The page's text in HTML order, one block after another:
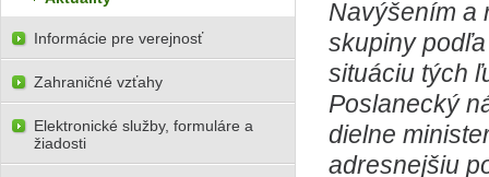
Navýšením a
skupiny
situáciu tých
Poslanecký
dielne
adresnejšiu
Informácie pre verejnosť
Zahraničné vzťahy
Elektronické služby, formuláre a
žiadosti